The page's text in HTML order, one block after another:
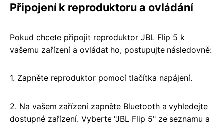
Připojení k reproduktoru a ovládání
Pokud chcete připojit reproduktor JBL Flip 5 k
vašemu zařízení a ovládat ho, postupujte následovně:
1. Zapněte reproduktor pomocí tlačítka napájení.
2. Na vašem zařízení zapněte Bluetooth a vyhledejte
dostupné zařízení. Vyberte "JBL Flip 5" ze seznamu a